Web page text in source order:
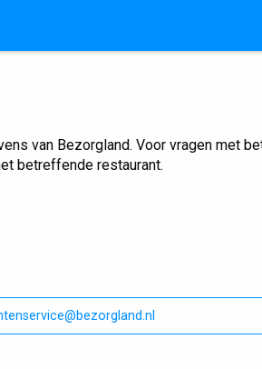
van Bezorgland. Voor vragen met
betreffende restaurant.